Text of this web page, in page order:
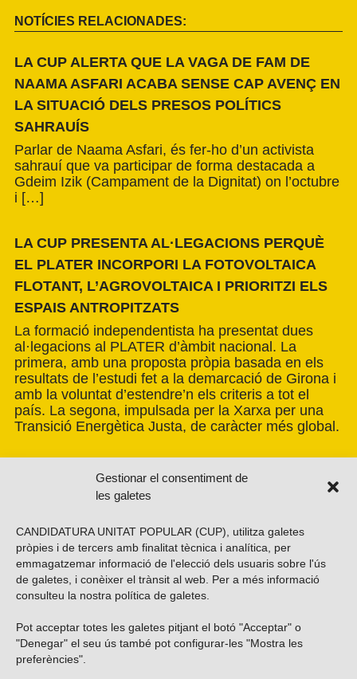
Gestionar el consentiment de
les galetes
CANDIDATURA UNITAT POPULAR (CUP), utilitza galetes
pròpies i de tercers amb finalitat tècnica i analítica, per
emmagatzemar informació de l'elecció dels usuaris sobre l'ús
de galetes, i conèixer el trànsit al web. Per a més informació
consulteu la nostra política de galetes
Pot acceptar totes les galetes pitjant el botó "Acceptar" o
"Denegar" el seu ús també pot configurar-les "Mostra les
preferències".
NOTÍCIES RELACIONADES:
LA CUP ALERTA QUE LA VAGA DE FAM DE
NAAMA ASFARI ACABA SENSE CAP AVENÇ EN
LA SITUACIÓ DELS PRESOS POLÍTICS
SAHRAUÍS
Parlar de Naama Asfari, és fer-ho d’un activista
sahrauí que va participar de forma destacada a
Gdeim Izik (Campament de la Dignitat) on l’octubre
i […]
LA CUP PRESENTA AL·LEGACIONS PERQUÈ
EL PLATER INCORPORI LA FOTOVOLTAICA
FLOTANT, L’AGROVOLTAICA I PRIORITZI ELS
ESPAIS ANTROPITZATS
La formació independentista ha presentat dues
al·legacions al PLATER d’àmbit nacional. La
primera, amb una proposta pròpia basada en els
resultats de l’estudi fet a la demarcació de Girona i
amb la voluntat d’estendre’n els criteris a tot el
país. La segona, impulsada per la Xarxa per una
Transició Energètica Justa, de caràcter més global.
Vols subscriure’t al nostre butlletí?